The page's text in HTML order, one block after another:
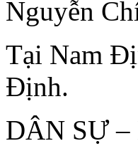
Nguyễn
Tại Nam
Định.
DÂN SỰ